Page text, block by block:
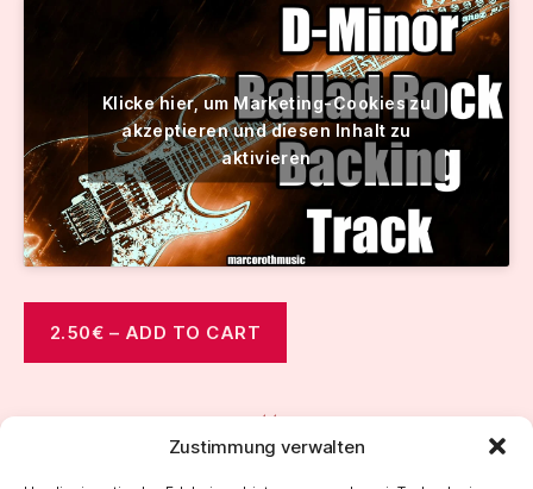
Zustimmung verwalten
Klicke hier, um Marketing-Cookies zu
akzeptieren und diesen Inhalt zu
aktivieren
2.50€ – ADD TO CART